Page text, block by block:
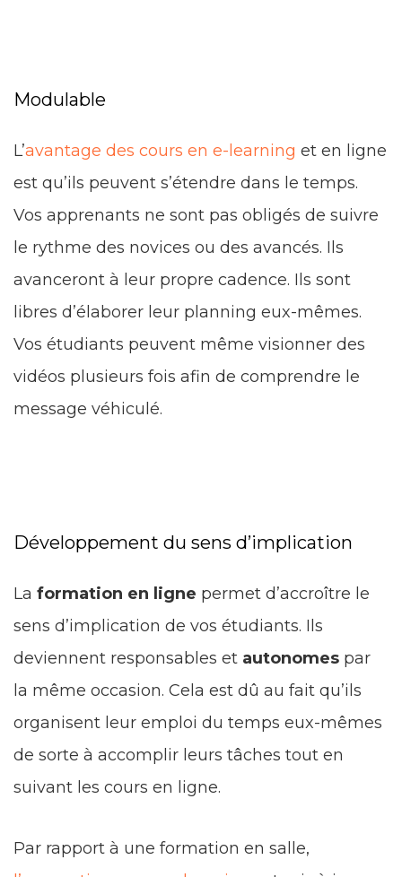
Modulable
L’avantage des cours en e-learning et en ligne
est qu’ils peuvent s’étendre dans le temps.
Vos apprenants ne sont pas obligés de suivre
le rythme des novices ou des avancés. Ils
avanceront à leur propre cadence. Ils sont
libres d’élaborer leur planning eux-mêmes.
Vos étudiants peuvent même visionner des
vidéos plusieurs fois afin de comprendre le
message véhiculé.
Développement du sens d’implication
La formation en ligne permet d’accroître le
sens d’implication de vos étudiants. Ils
deviennent responsables et autonomes par
la même occasion. Cela est dû au fait qu’ils
organisent leur emploi du temps eux-mêmes
de sorte à accomplir leurs tâches tout en
suivant les cours en ligne.
Par rapport à une formation en salle,